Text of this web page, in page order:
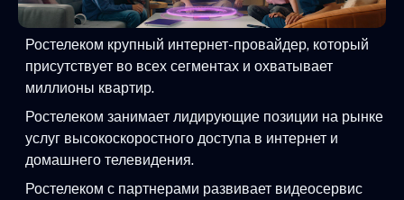
Ростелеком крупный интернет-провайдер, который
присутствует во всех сегментах и охватывает
миллионы квартир.
Ростелеком занимает лидирующие позиции на рынке
услуг высокоскоростного доступа в интернет и
домашнего телевидения.
Ростелеком с партнерами развивает видеосервис